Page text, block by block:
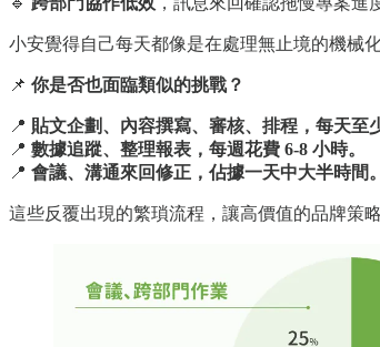
小安覺得自己每天都像是在處理無止境的機械
📌 你是否也面臨類似的挑戰？
📍 貼文企劃、內容撰寫、審核、排程，每天至
📍 數據追蹤、整理報表，每週花費 6-8 小時。
📍 會議、溝通來回修正，佔據一天中大半時間。
這些反覆出現的繁瑣流程，讓高價值的品牌策